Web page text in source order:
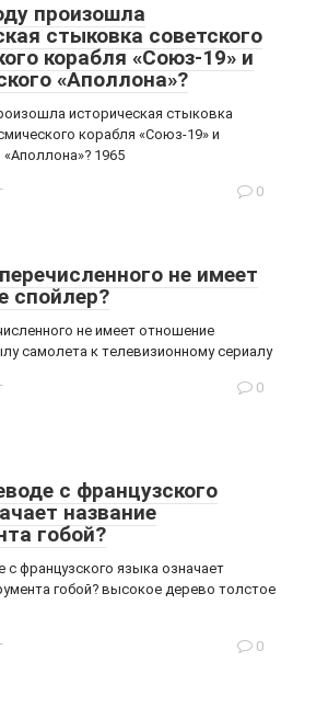
произошла
стыковка советского
корабля «Союз-19» и
«Аполлона»?
историческая стыковка
корабля «Союз-19» и
1965
0
не имеет
спойлер?
не имеет отношение
самолета к телевизионному сериалу
0
с французского
название
гобой?
с французского языка означает
гобой? высокое дерево толстое
0